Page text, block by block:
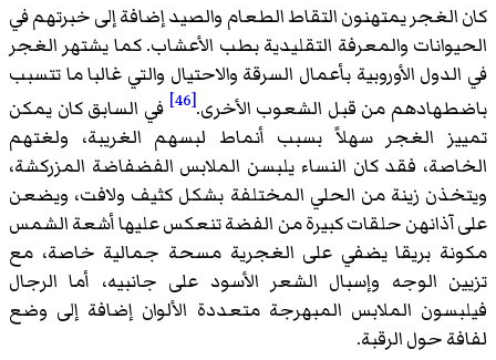
كان الغجر يمتهنون التقاط الطعام والصيد إضافة إلى خبرتهم في
الحيوانات والمعرفة التقليدية بطب الأعشاب. كما يشتهر الغجر
في الدول الأوروبية بأعمال السرقة والاحتيال والتي غالبا ما تتسبب
باضطهادهم من قبل الشعوب الأخرى.[46]
في السابق كان يمكن
تمييز الغجر سهلاً بسبب أنماط لبسهم الغريبة، ولغتهم
الخاصة، فقد كان النساء يلبسن الملابس الفضفاضة المزركشة،
ويتخذن زينة من الحلي المختلفة بشكل كثيف ولافت، ويضعن
على آذانهن حلقات كبيرة من الفضة تنعكس عليها أشعة الشمس
مكونة بريقا يضفي على الغجرية مسحة جمالية خاصة، مع
تزيين الوجه وإسبال الشعر الأسود على جانبيه، أما الرجال
فيلبسون الملابس المبهرجة متعددة الألوان إضافة إلى وضع
لفافة حول الرقبة.